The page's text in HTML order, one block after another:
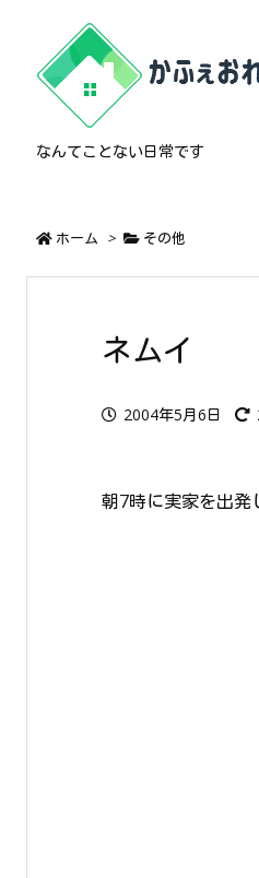
なんてことない日常です
ホーム > その他
ネムイ
2004年5月6日
朝7時に実家を出発